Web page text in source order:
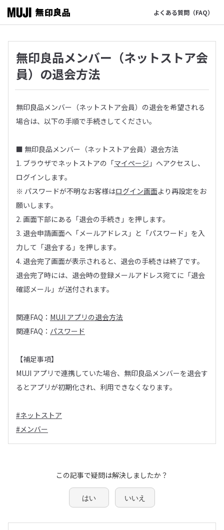
よくある質問（FAQ）
無印良品メンバー（ネットストア会
員）の退会方法
無印良品メンバー（ネットストア会員）の退会を希望される
場合は、以下の手順で手続きしてください。
■ 無印良品メンバー（ネットストア会員）退会方法
1. ブラウザでネットストアの「マイページ 」へアクセスし、
ログインします。
※ パスワードが不明なお客様はログイン画面より再設定をお
願いします。
2. 画面下部にある「退会の手続き」を押します。
3. 退会申請画面へ「メールアドレス」と「パスワード」を入
力して「退会する」を押します。
4. 退会完了画面が表示されると、退会の手続きは終了です。
退会完了時には、退会時の登録メールアドレス宛てに「退会
確認メール」が送付されます。
関連FAQ： MUJI アプリの退会方法
関連FAQ： パスワード
【補足事項】
MUJI アプリで連携していた場合、無印良品メンバーを退会す
るとアプリが初期化され、利用できなくなります。
#ネットストア
#メンバー
この記事で疑問は解決しましたか？
はい いいえ